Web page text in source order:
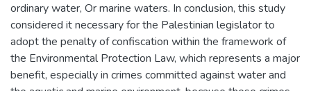
ordinary water, Or marine waters. In conclusion, this study
considered it necessary for the Palestinian legislator to
adopt the penalty of confiscation within the framework of
the Environmental Protection Law, which represents a major
benefit, especially in crimes committed against water and